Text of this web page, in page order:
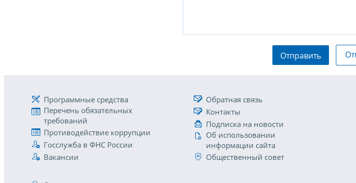
Отправить
Программные средства
Перечень обязательных
требований
Противодействие коррупции
Госслужба в ФНС России
Вакансии
Обратная связь
Контакты
Подписка на новости
Об использовании
информации сайта
Общественный совет